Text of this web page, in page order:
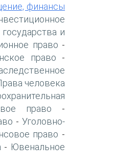
финансы
и
право -
право -
человека
право -
-Уголовно-
право -
- Ювенальное